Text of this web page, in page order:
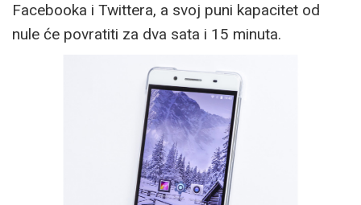
Facebooka i Twittera, a svoj puni kapacitet od
nule će povratiti za dva sata i 15 minuta.